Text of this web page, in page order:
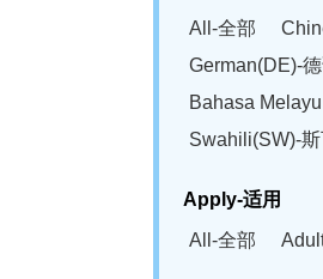
All-全部
German(DE)-
Bahasa
Swahili(SW)-
Apply-适用
All-全部